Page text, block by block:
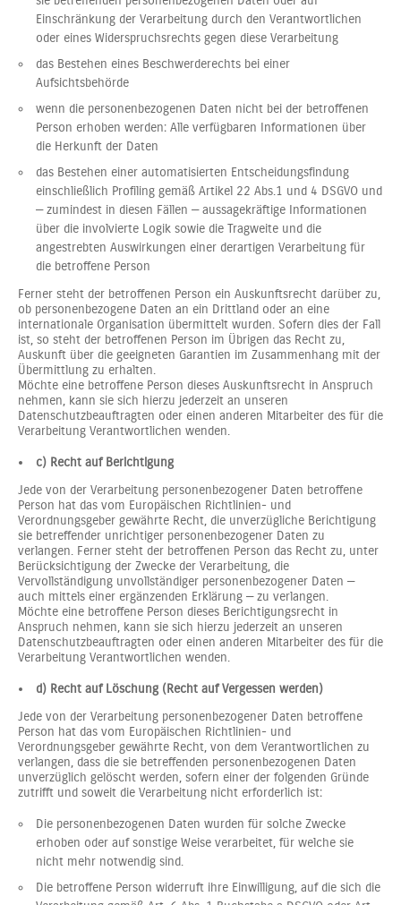
Einschränkung der Verarbeitung durch den Verantwortlichen
oder eines Widerspruchsrechts gegen diese Verarbeitung
das Bestehen eines Beschwerderechts bei einer
Aufsichtsbehörde
wenn die personenbezogenen Daten nicht bei der betroffenen
Person erhoben werden: Alle verfügbaren Informationen über
die Herkunft der Daten
das Bestehen einer automatisierten Entscheidungsfindung
einschließlich Profiling gemäß Artikel 22 Abs.1 und 4 DSGVO und
— zumindest in diesen Fällen — aussagekräftige Informationen
über die involvierte Logik sowie die Tragweite und die
angestrebten Auswirkungen einer derartigen Verarbeitung für
die betroffene Person
Ferner steht der betroffenen Person ein Auskunftsrecht darüber zu,
ob personenbezogene Daten an ein Drittland oder an eine
internationale Organisation übermittelt wurden. Sofern dies der Fall
ist, so steht der betroffenen Person im Übrigen das Recht zu,
Auskunft über die geeigneten Garantien im Zusammenhang mit der
Übermittlung zu erhalten.
Möchte eine betroffene Person dieses Auskunftsrecht in Anspruch
nehmen, kann sie sich hierzu jederzeit an unseren
Datenschutzbeauftragten oder einen anderen Mitarbeiter des für die
Verarbeitung Verantwortlichen wenden.
c) Recht auf Berichtigung
Jede von der Verarbeitung personenbezogener Daten betroffene
Person hat das vom Europäischen Richtlinien- und
Verordnungsgeber gewährte Recht, die unverzügliche Berichtigung
sie betreffender unrichtiger personenbezogener Daten zu
verlangen. Ferner steht der betroffenen Person das Recht zu, unter
Berücksichtigung der Zwecke der Verarbeitung, die
Vervollständigung unvollständiger personenbezogener Daten —
auch mittels einer ergänzenden Erklärung — zu verlangen.
Möchte eine betroffene Person dieses Berichtigungsrecht in
Anspruch nehmen, kann sie sich hierzu jederzeit an unseren
Datenschutzbeauftragten oder einen anderen Mitarbeiter des für die
Verarbeitung Verantwortlichen wenden.
d) Recht auf Löschung (Recht auf Vergessen werden)
Jede von der Verarbeitung personenbezogener Daten betroffene
Person hat das vom Europäischen Richtlinien- und
Verordnungsgeber gewährte Recht, von dem Verantwortlichen zu
verlangen, dass die sie betreffenden personenbezogenen Daten
unverzüglich gelöscht werden, sofern einer der folgenden Gründe
zutrifft und soweit die Verarbeitung nicht erforderlich ist:
Die personenbezogenen Daten wurden für solche Zwecke
erhoben oder auf sonstige Weise verarbeitet, für welche sie
nicht mehr notwendig sind.
Die betroffene Person widerruft ihre Einwilligung, auf die sich die